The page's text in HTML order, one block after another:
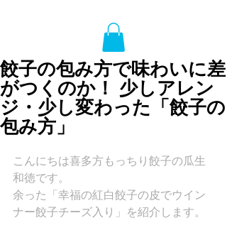
餃子の包み方で味わいに差
がつくのか！ 少しアレン
ジ・少し変わった「餃子の
包み方」
こんにちは喜多方もっちり餃子の瓜生
和徳です。
余った「幸福の紅白餃子の皮でウイン
ナー餃子チーズ入り」を紹介します。